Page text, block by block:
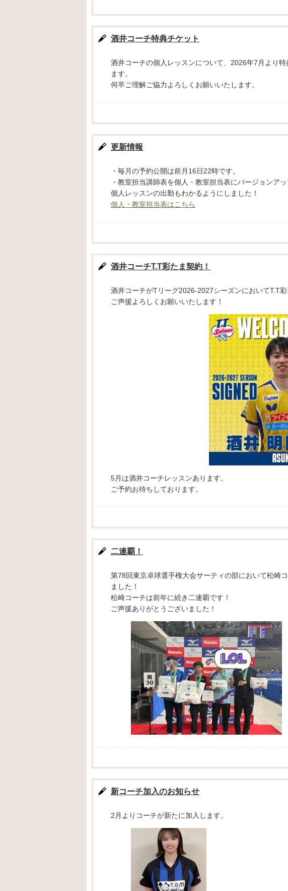
酒井コーチ特典チケット
酒井コーチの個人レッスンについて、2026年7月より
ます。
何卒ご理解ご協力よろしくお願いいたします。
更新情報
・毎月の予約公開は前月16日22時です。
・教室担当講師表を個人・教室担当表にバージョンアッ
個人レッスンの出勤もわかるようにしました！
個人・教室担当表はこちら
酒井コーチT.T彩たま契約！
酒井コーチがTリーグ2026-2027シーズンにおいてT.T
ご声援よろしくお願いいたします！
5月は酒井コーチレッスンあります。
ご予約お待ちしております。
二連覇！
第78回東京卓球選手権大会サーティの部において松崎
ました！
松崎コーチは前年に続き二連覇です！
ご声援ありがとうございました！
新コーチ加入のお知らせ
2月よりコーチが新たに加入します。